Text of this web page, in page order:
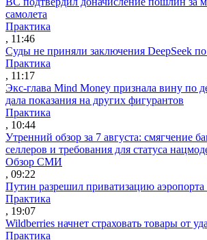
самолета
Практика
, 11:46
Суды не приняли заключения DeepSeek
Практика
, 11:17
Экс-глава Mind Money признала вину по
дала показания на других фигурантов
Практика
, 10:44
Утренний обзор за 7 августа: смягчение
селлеров и требования для статуса
Обзор СМИ
, 09:22
Путин разрешил приватизацию
Практика
, 19:07
Wildberries начнет страховать товары от
Практика